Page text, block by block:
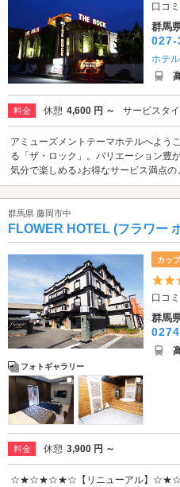
口コ
群馬
027-
ホテ
料金 休憩 4,600 円 ～ サービスタ
アミューズメントテーマホテルへよう
る「ザ・ロック」。バリエーション豊
気分で楽しめる♪お得なサービス満点の
群馬県 藤岡市中
FLOWER HOTEL (フラワー
フォトギャラリー
カッ
口コ
群馬
料金 休憩 3,900 円 ～
☆★☆★☆★☆【リニューアル】